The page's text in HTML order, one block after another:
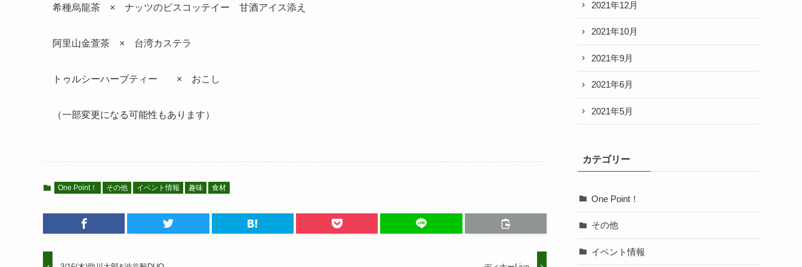
希種烏龍茶 × ナッツのビスコッテイー 甘酒アイス添え
阿里山金萱茶 × 台湾カステラ
トゥルシーハーブティー × おこし
（一部変更になる可能性もあります）
One Point！ その他 イベント情報 趣味 食材
2021年12月
2021年10月
2021年9月
2021年6月
2021年5月
カテゴリー
One Point！
その他
イベント情報